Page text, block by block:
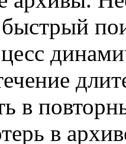
быстрый
в
в